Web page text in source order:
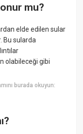
mu?
elde edilen sular
Bu sularda
olabileceği gibi
burada okuyun: